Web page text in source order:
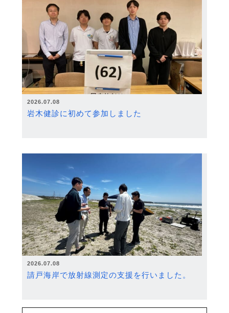
2026.07.08
岩木健診に初めて参加しました
2026.07.08
請戸海岸で放射線測定の支援を行いました。